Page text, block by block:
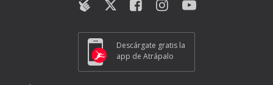
Descárgate gratis la
app de Atrápalo